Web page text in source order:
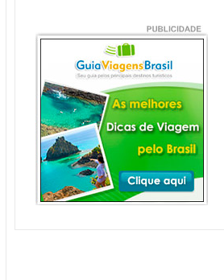
em Florianópolis
Florianópolis é um dos destinos mais
desejados dos último...
Veja mais...
Garopaba e Região com
Crianças
Garopaba é um município de Santa
Catarina a 80 quilômetro...
Veja mais...
Litoral de Santa Catarina